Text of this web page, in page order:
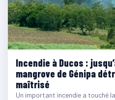
Incendie à Ducos :
mangrove de Génipa
maîtrisé
Un important incendie a touché